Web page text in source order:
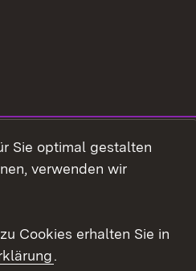
Datenschutz
Sie optimal gestalten
verwenden wir
Cookies erhalten Sie in
.